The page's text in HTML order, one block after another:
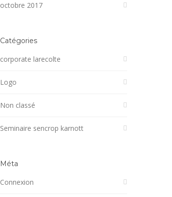
octobre 2017
Catégories
corporate larecolte
Logo
Non classé
Seminaire sencrop karnott
Méta
Connexion